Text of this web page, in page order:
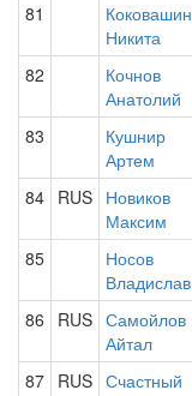
81
Коковашин
Никита
82
Кочнов
Анатолий
83
Кушнир
Артем
84 RUS Новиков
Максим
85
Носов
Владислав
86 RUS Самойлов
Айтал
87 RUS Счастный